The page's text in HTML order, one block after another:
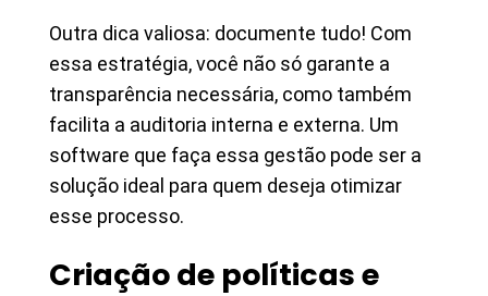
Outra dica valiosa: documente tudo! Com
essa estratégia, você não só garante a
transparência necessária, como também
facilita a auditoria interna e externa. Um
software que faça essa gestão pode ser a
solução ideal para quem deseja otimizar
esse processo.
Criação de políticas e